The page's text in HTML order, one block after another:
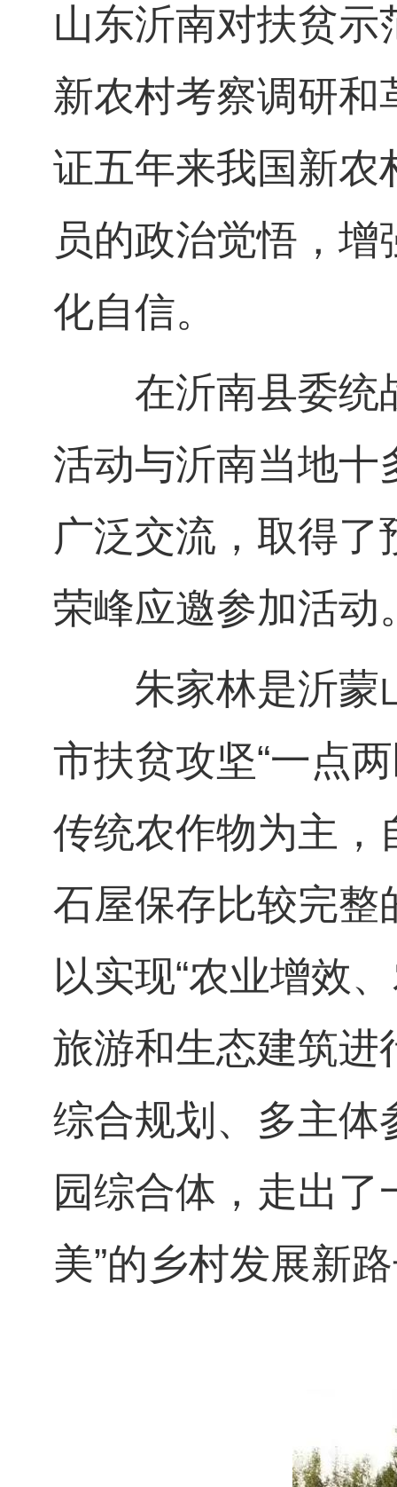
山东沂南对扶贫
新农村考察调研
证五年来我国新农
员的政治觉悟，
化自信。
在沂南县委统战
活动与沂南当地十
广泛交流，取得
荣峰应邀参加活动
朱家林是沂蒙山
市扶贫攻坚“一点
传统农作物为主，
石屋保存比较完整
以实现“农业增效
旅游和生态建筑进
综合规划、多主体
园综合体，走出了
美”的乡村发展新